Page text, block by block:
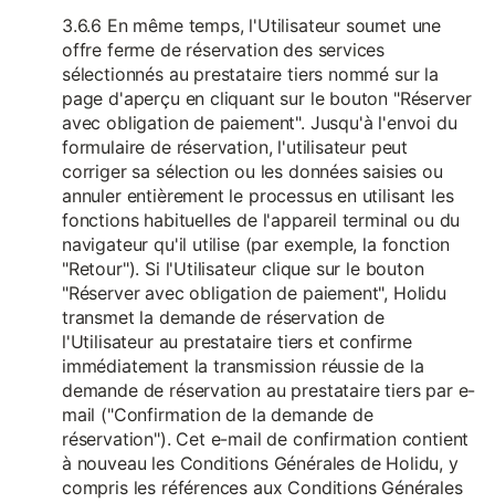
3.6.6 En même temps, l'Utilisateur soumet une
offre ferme de réservation des services
sélectionnés au prestataire tiers nommé sur la
page d'aperçu en cliquant sur le bouton "Réserver
avec obligation de paiement". Jusqu'à l'envoi du
formulaire de réservation, l'utilisateur peut
corriger sa sélection ou les données saisies ou
annuler entièrement le processus en utilisant les
fonctions habituelles de l'appareil terminal ou du
navigateur qu'il utilise (par exemple, la fonction
"Retour"). Si l'Utilisateur clique sur le bouton
"Réserver avec obligation de paiement", Holidu
transmet la demande de réservation de
l'Utilisateur au prestataire tiers et confirme
immédiatement la transmission réussie de la
demande de réservation au prestataire tiers par e-
mail ("Confirmation de la demande de
réservation"). Cet e-mail de confirmation contient
à nouveau les Conditions Générales de Holidu, y
compris les références aux Conditions Générales